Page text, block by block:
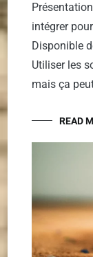
intégrer
Disponible
Utiliser les
mais ça
READ